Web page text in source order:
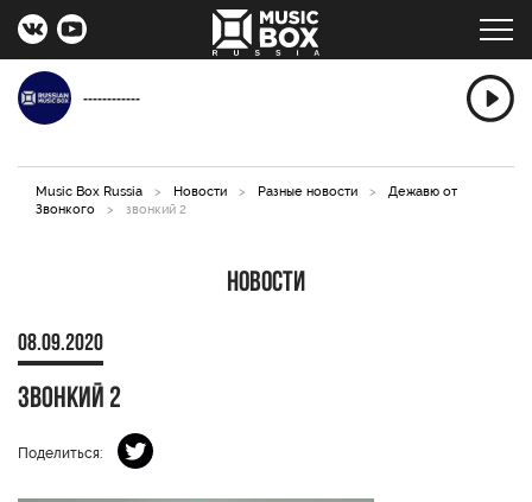
------------
Music Box Russia > Новости > Разные новости >
Дежавю от
Звонкого
> звонкий 2
Новости
08.09.2020
звонкий 2
Поделиться: